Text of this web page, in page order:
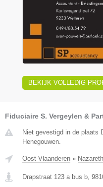
BEKIJK VOLLEDIG
Fiduciaire S. Vergeylen &
Niet gevestigd in de plaats
Henegouwen.
Oost-Vlaanderen » Nazareth
Drapstraat 123 a bus b,